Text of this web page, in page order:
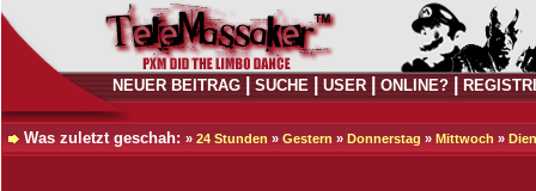
NEUER BEITRAG SUCHE USER ONLINE?
Was zuletzt geschah: » 24 Stunden » Gestern » Donnerstag » Mittwoch »